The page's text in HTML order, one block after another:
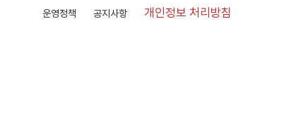
운영정책 공지사항 개인정보 처리방침